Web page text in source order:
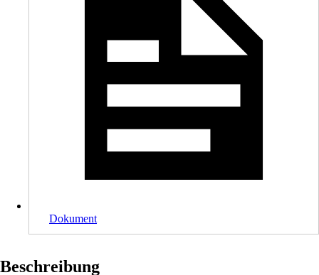
Dokument
Beschreibung